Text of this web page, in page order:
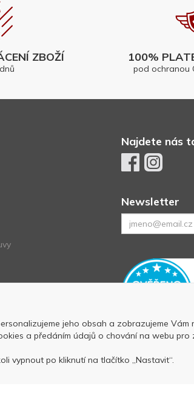
ZBOŽÍ 100%
pod ochranou
Najdete nás
Newsletter
E-shop
jeho obsah a zobrazujeme Vám
a předáním údajů o chování na webu pro
vypnout po kliknutí na tlačítko „Nastavit“.